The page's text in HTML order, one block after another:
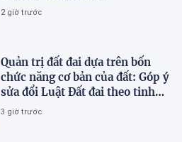
2 giờ trước
Quản trị đất đai dựa trên bốn
chức năng cơ bản của đất: Góp ý
sửa đổi Luật Đất đai theo tinh
thần Nghị quyết số 21-NQ/TW
3 giờ trước